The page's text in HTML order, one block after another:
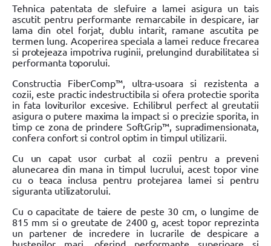
Tehnica patentata de slefuire a lamei asigura un tais
ascutit pentru performante remarcabile in despicare, iar
lama din otel forjat, dublu intarit, ramane ascutita pe
termen lung. Acoperirea speciala a lamei reduce frecarea
si protejeaza impotriva ruginii, prelungind durabilitatea si
performanta toporului.
Constructia FiberComp™, ultra-usoara si rezistenta a
cozii, este practic indestructibila si ofera protectie sporita
in fata loviturilor excesive. Echilibrul perfect al greutatii
asigura o putere maxima la impact si o precizie sporita, in
timp ce zona de prindere SoftGrip™, supradimensionata,
confera confort si control optim in timpul utilizarii.
Cu un capat usor curbat al cozii pentru a preveni
alunecarea din mana in timpul lucrului, acest topor vine
cu o teaca inclusa pentru protejarea lamei si pentru
siguranta utilizatorului.
Cu o capacitate de taiere de peste 30 cm, o lungime de
815 mm si o greutate de 2400 g, acest topor reprezinta
un partener de incredere in lucrarile de despicare a
bustenilor mari, oferind performante superioare si